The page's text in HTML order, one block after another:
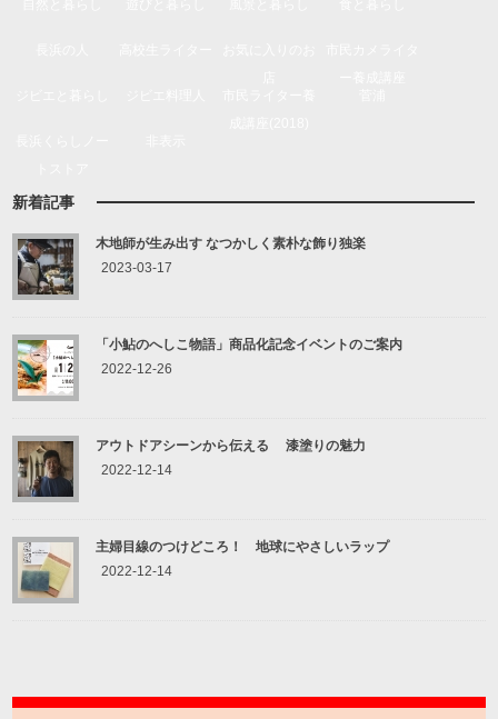
新着記事
木地師が生み出す なつかしく素朴な飾り独楽
2023-03-17
「小鮎のへしこ物語」商品化記念イベントのご案内
2022-12-26
アウトドアシーンから伝える 漆塗りの魅力
2022-12-14
主婦目線のつけどころ！ 地球にやさしいラップ
2022-12-14